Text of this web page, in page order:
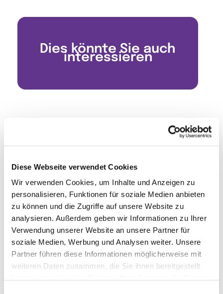
Diese Webseite verwendet Cookies
Wir verwenden Cookies, um Inhalte und Anzeigen zu
personalisieren, Funktionen für soziale Medien anbieten
zu können und die Zugriffe auf unsere Website zu
analysieren. Außerdem geben wir Informationen zu Ihrer
Verwendung unserer Website an unsere Partner für
soziale Medien, Werbung und Analysen weiter. Unsere
Partner führen diese Informationen möglicherweise mit
weiteren Daten zusammen, die Sie ihnen bereitgestellt
Dies könnte Sie auch
interessieren